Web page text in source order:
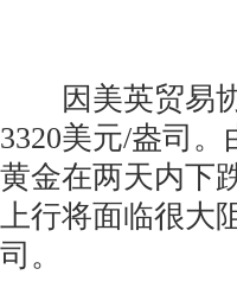
因美英贸易协
3320美元/盎司
黄金在两天内下
上行将面临很大
司。